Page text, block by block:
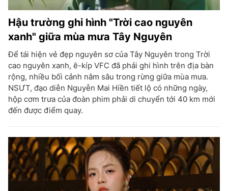
Hậu trường ghi hình "Trời cao nguyên
xanh" giữa mùa mưa Tây Nguyên
Để tái hiện vẻ đẹp nguyên sơ của Tây Nguyên trong Trời
cao nguyên xanh, ê-kíp VFC đã phải ghi hình trên địa bàn
rộng, nhiều bối cảnh nằm sâu trong rừng giữa mùa mưa.
NSƯT, đạo diễn Nguyễn Mai Hiền tiết lộ có những ngày,
hộp cơm trưa của đoàn phim phải di chuyển tới 40 km mới
đến được điểm quay.